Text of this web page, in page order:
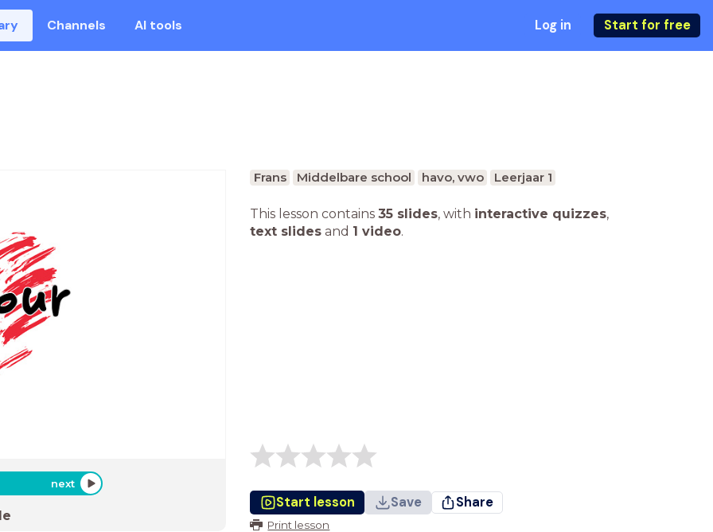
Channels AI tools Log in Start for free
next
Frans Middelbare school havo, vwo Leerjaar 1
This lesson contains 35 slides, with interactive quizzes,
text slides and 1 video.
Start lesson Save Share
Print lesson